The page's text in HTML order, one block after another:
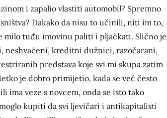
i zapalio vlastiti automobil? Spremno
Dakako da nisu to učinili, niti im to,
milo tuđu imovinu paliti i pljačkati. Slično je
neshvaćeni, kreditni dužnici, razočarani,
predstava koje svi mi skupa zatim
je dobro primijetio, kada se već često
ima veze s novcem, onda se isto tako
kupiti da svi ljevičari i antikapitalisti